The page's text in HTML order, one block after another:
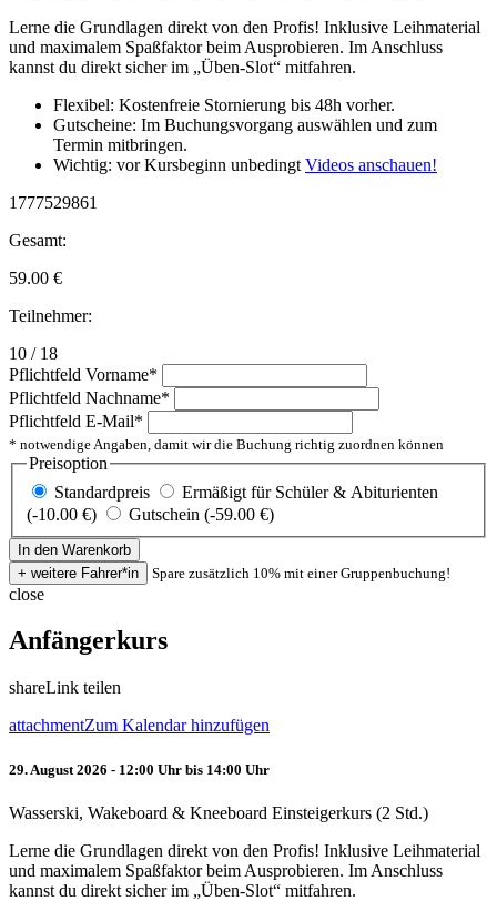
Lerne die Grundlagen direkt von den Profis! Inklusive Leihmaterial
und maximalem Spaßfaktor beim Ausprobieren. Im Anschluss
kannst du direkt sicher im „Üben-Slot“ mitfahren.
Flexibel: Kostenfreie Stornierung bis 48h vorher.
Gutscheine: Im Buchungsvorgang auswählen und zum
Termin mitbringen.
Wichtig: vor Kursbeginn unbedingt Videos anschauen!
1777529861
Gesamt:
59.00 €
Teilnehmer:
10 / 18
Pflichtfeld Vorname*
Pflichtfeld Nachname*
Pflichtfeld E-Mail*
* notwendige Angaben, damit wir die Buchung richtig zuordnen können
Preisoption
Standardpreis
Ermäßigt für Schüler & Abiturienten
(-10.00 €)
Gutschein (-59.00 €)
Spare zusätzlich 10% mit einer Gruppenbuchung!
close
Anfängerkurs
shareLink teilen
attachmentZum Kalendar hinzufügen
29. August 2026 - 12:00 Uhr bis 14:00 Uhr
Wasserski, Wakeboard & Kneeboard Einsteigerkurs (2 Std.)
Lerne die Grundlagen direkt von den Profis! Inklusive Leihmaterial
und maximalem Spaßfaktor beim Ausprobieren. Im Anschluss
kannst du direkt sicher im „Üben-Slot“ mitfahren.